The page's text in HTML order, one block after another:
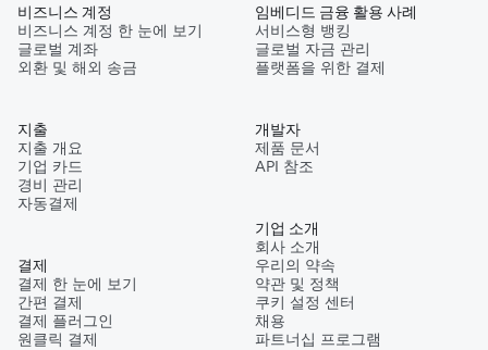
비즈니스 계정
비즈니스 계정 한 눈에 보기
글로벌 계좌
외환 및 해외 송금
지출
지출 개요
기업 카드
경비 관리
자동결제
결제
결제 한 눈에 보기
간편 결제
결제 플러그인
원클릭 결제
임베디드 금융 활용 사례
서비스형 뱅킹
글로벌 자금 관리
플랫폼을 위한 결제
개발자
제품 문서
API 참조
기업 소개
회사 소개
우리의 약속
약관 및 정책
쿠키 설정 센터
채용
파트너십 프로그램